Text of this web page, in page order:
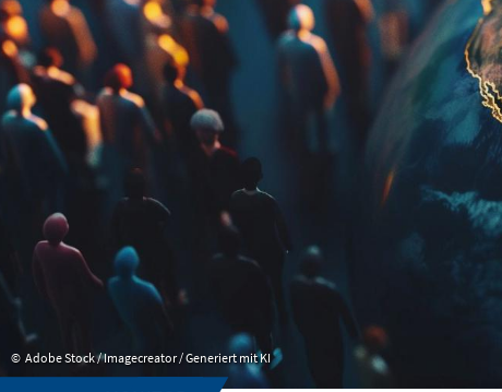
Adobe Stock / Imagecreator / Generiert mit KI